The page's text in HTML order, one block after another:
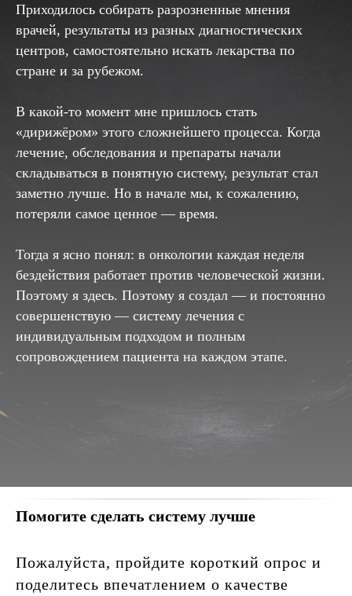
Приходилось собирать разрозненные мнения
врачей, результаты из разных диагностических
центров, самостоятельно искать лекарства по
стране и за рубежом.
В какой-то момент мне пришлось стать
«дирижёром» этого сложнейшего процесса. Когда
лечение, обследования и препараты начали
складываться в понятную систему, результат стал
заметно лучше. Но в начале мы, к сожалению,
потеряли самое ценное — время.
Тогда я ясно понял: в онкологии каждая неделя
бездействия работает против человеческой жизни.
Поэтому я здесь. Поэтому я создал — и постоянно
совершенствую — систему лечения с
индивидуальным подходом и полным
сопровождением пациента на каждом этапе.
Помогите сделать систему лучше
Пожалуйста, пройдите короткий опрос и
поделитесь впечатлением о качестве